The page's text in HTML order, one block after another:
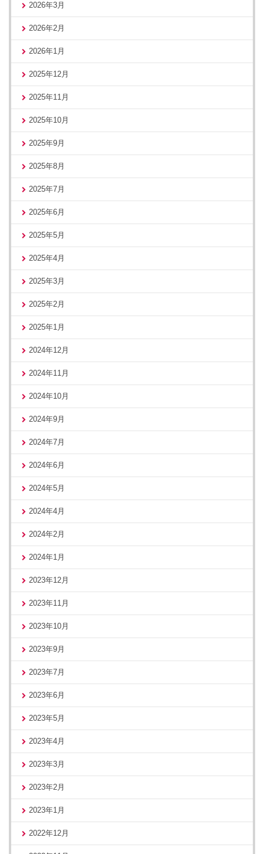
2026年3月
2026年2月
2026年1月
2025年12月
2025年11月
2025年10月
2025年9月
2025年8月
2025年7月
2025年6月
2025年5月
2025年4月
2025年3月
2025年2月
2025年1月
2024年12月
2024年11月
2024年10月
2024年9月
2024年7月
2024年6月
2024年5月
2024年4月
2024年2月
2024年1月
2023年12月
2023年11月
2023年10月
2023年9月
2023年7月
2023年6月
2023年5月
2023年4月
2023年3月
2023年2月
2023年1月
2022年12月